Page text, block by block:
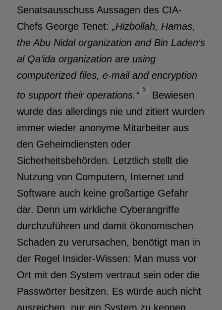
Senatsausschuss Aussagen des CIA-
Chefs George Tenet: „Hizbollah, Hamas,
the Abu Nidal organization and Bin Laden‘s
al Qa‘ida organization are using
computerized files, e-mail and encryption
to support their operations.“
5
Bewiesen
wurde das allerdings nie und zitiert wurden
immer wieder anonyme Mitarbeiter aus
den Geheimdiensten oder
Sicherheitsbehörden. Letztlich stellt die
Nutzung von Computern, Internet und
Software auch keine großartige Gefahr
dar. Denn um wirkliche Cyberangriffe
durchzuführen und damit ökonomischen
Schaden zu verursachen, benötigt man in
der Regel Insider-Wissen: Man muss vor
Ort mit den System vertraut sein oder die
Passwörter besitzen. Es würde auch nicht
ausreichen, nur ein System zu kennen.